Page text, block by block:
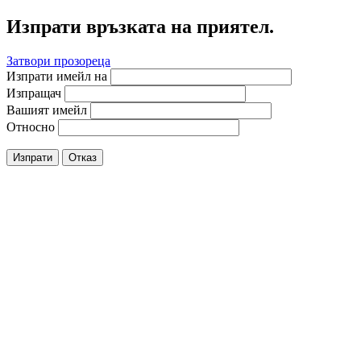
Изпрати връзката на приятел.
Затвори прозореца
Изпрати имейл на
Изпращач
Вашият имейл
Относно
Изпрати Отказ